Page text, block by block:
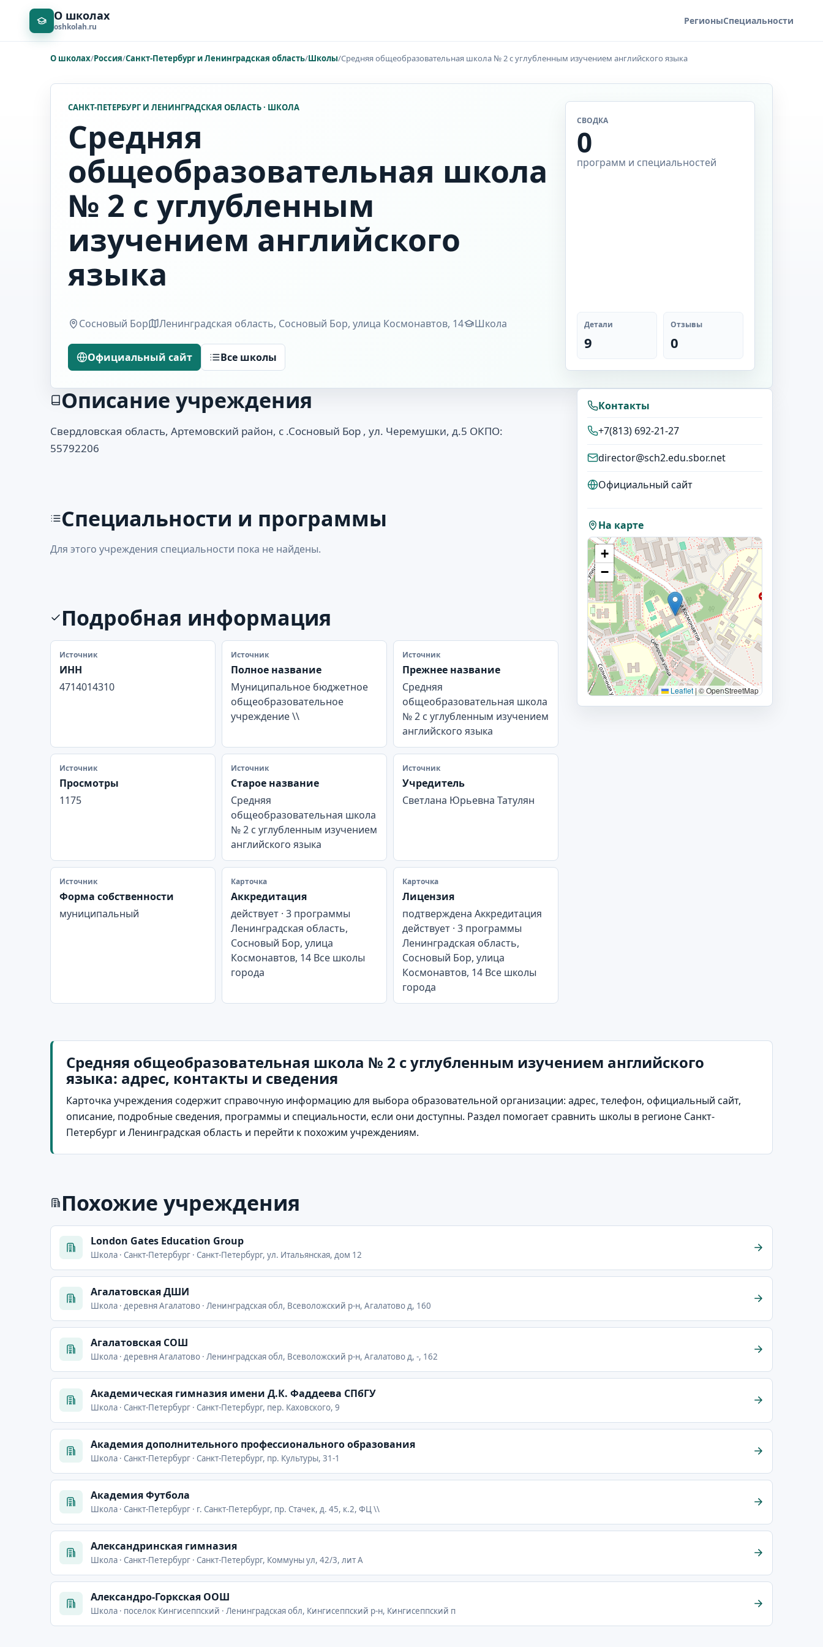
О школах
oshkolah.ru РегионыСпециальности
О школах/Россия/Санкт-Петербург и Ленинградская область/Школы/Средняя общеобразовательная школа № 2 с углубленным изучением английского языка
САНКТ-ПЕТЕРБУРГ И ЛЕНИНГРАДСКАЯ ОБЛАСТЬ · ШКОЛА
Средняя
общеобразовательная школа
№ 2 с углубленным
изучением английского
языка
Сосновый Бор Ленинградская область, Сосновый Бор, улица Космонавтов, 14 Школа
Официальный сайт Все школы
СВОДКА
0
программ и специальностей
Детали
9
Отзывы
0
Описание учреждения
Свердловская область, Артемовский район, с .Сосновый Бор , ул. Черемушки, д.5 ОКПО:
55792206
Специальности и программы
Для этого учреждения специальности пока не найдены.
Подробная информация
Источник
ИНН
4714014310
Источник
Полное название
Муниципальное бюджетное
общеобразовательное
учреждение \\
Источник
Прежнее название
Средняя
общеобразовательная школа
№ 2 с углубленным изучением
английского языка
Источник
Просмотры
1175
Источник
Старое название
Средняя
общеобразовательная школа
№ 2 с углубленным изучением
английского языка
Источник
Учредитель
Светлана Юрьевна Татулян
Источник
Форма собственности
муниципальный
Карточка
Аккредитация
действует · 3 программы
Ленинградская область,
Сосновый Бор, улица
Космонавтов, 14 Все школы
города
Карточка
Лицензия
подтверждена Аккредитация
действует · 3 программы
Ленинградская область,
Сосновый Бор, улица
Космонавтов, 14 Все школы
города
Контакты
+7(813) 692-21-27
director@sch2.edu.sbor.net
Официальный сайт
На карте
+
−
Leaflet | © OpenStreetMap
Средняя общеобразовательная школа № 2 с углубленным изучением английского
языка: адрес, контакты и сведения
Карточка учреждения содержит справочную информацию для выбора образовательной организации: адрес, телефон, официальный сайт,
описание, подробные сведения, программы и специальности, если они доступны. Раздел помогает сравнить школы в регионе Санкт-
Петербург и Ленинградская область и перейти к похожим учреждениям.
Похожие учреждения
London Gates Education Group
Школа · Санкт-Петербург · Санкт-Петербург, ул. Итальянская, дом 12
Агалатовская ДШИ
Школа · деревня Агалатово · Ленинградская обл, Всеволожский р-н, Агалатово д, 160
Агалатовская СОШ
Школа · деревня Агалатово · Ленинградская обл, Всеволожский р-н, Агалатово д, -, 162
Академическая гимназия имени Д.К. Фаддеева СПбГУ
Школа · Санкт-Петербург · Санкт-Петербург, пер. Каховского, 9
Академия дополнительного профессионального образования
Школа · Санкт-Петербург · Санкт-Петербург, пр. Культуры, 31-1
Академия Футбола
Школа · Санкт-Петербург · г. Санкт-Петербург, пр. Стачек, д. 45, к.2, ФЦ \\
Александринская гимназия
Школа · Санкт-Петербург · Санкт-Петербург, Коммуны ул, 42/3, лит А
Александро-Горкская ООШ
Школа · поселок Кингисеппский · Ленинградская обл, Кингисеппский р-н, Кингисеппский п